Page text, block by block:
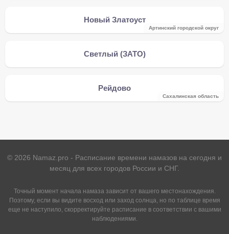
Новый Златоуст
Артинский городской округ
Светлый (ЗАТО)
Рейдово
Сахалинская область
© 2026 Namaz.pro - Расписание времени намазов на сегодня и
месяц для всех городов России и СНГ.
Точный момент начала намаза зависит от вашего местонахождения.
Поэтому, если вы видите восход или заход солнца, но по таблице время
еще не наступило, скорректируйте расписание в соответствии с вашими
наблюдениями.